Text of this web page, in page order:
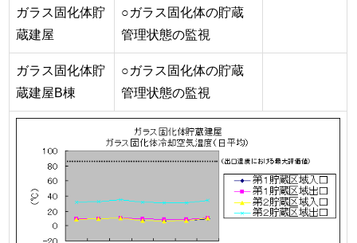
ガラス固化体貯
蔵建屋
○ガラス固化体の貯蔵
管理状態の監視
ガラス固化体貯
蔵建屋B棟
○ガラス固化体の貯蔵
管理状態の監視